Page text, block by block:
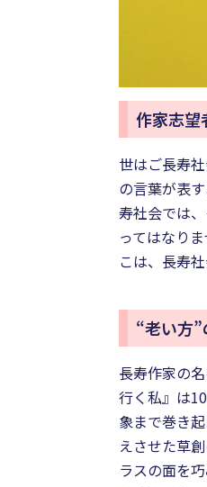
作家志望
世はご長寿
の言葉が表
寿社会では
ってはなり
こは、長寿
“老い方
長寿作家の
行く私』は
象まで巻き
えさせた草
ラスの面を